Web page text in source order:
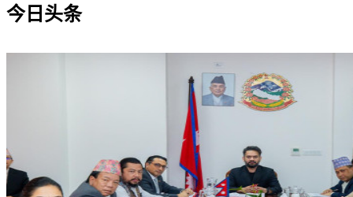
今日头条